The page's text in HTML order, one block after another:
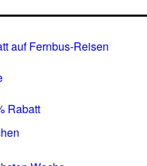
auf Fernbus-Reisen
Rabatt